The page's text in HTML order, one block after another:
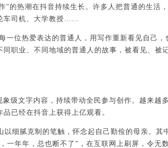
”的热潮在抖音持续生长。许多人把普通的生活
车司机、大学教授……
一位热爱表达的普通人，用写作重新看见自己，
职业、不同地域的普通人的故事，被看见、被
级文字内容，持续带动全民参与创作。越来越
已经在抖音上获得上亿观看。
细腻克制的笔触，怀念起自己勤俭的母亲。其
一年年，总也断不了”，在互联网上刷屏，令无